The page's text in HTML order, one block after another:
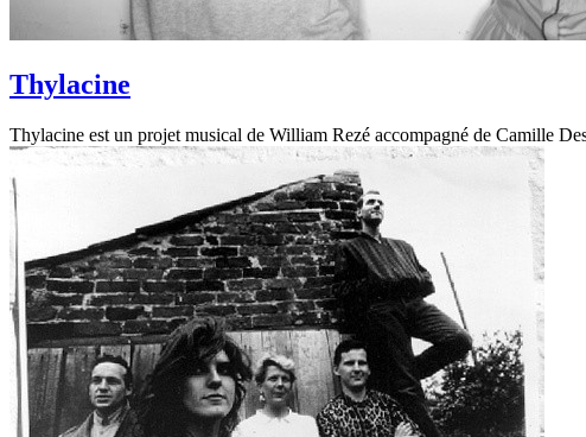
Thylacine
Thylacine est un projet musical de William Rezé accompagné de Camille